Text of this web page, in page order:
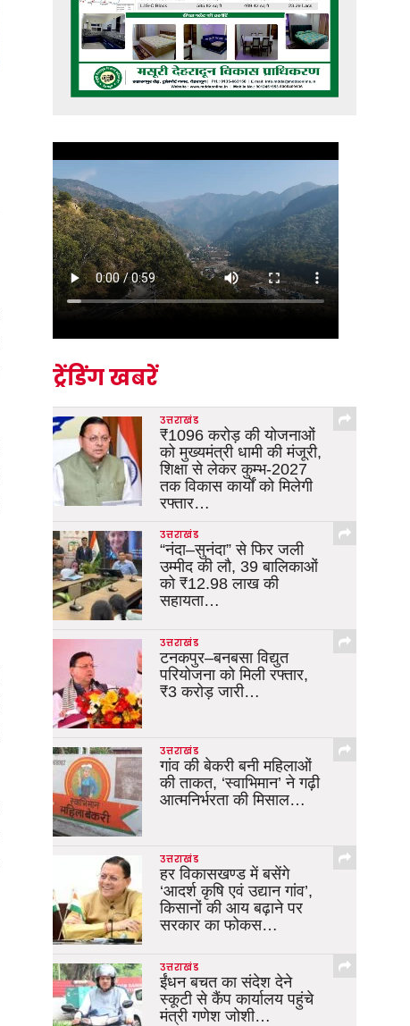
ट्रेंडिंग खबरें
उत्तराखंड
₹1096 करोड़ की योजनाओं
को मुख्यमंत्री धामी की मंजूरी,
शिक्षा से लेकर कुम्भ-2027
तक विकास कार्यों को मिलेगी
रफ्तार…
उत्तराखंड
“नंदा–सुनंदा” से फिर जली
उम्मीद की लौ, 39 बालिकाओं
को ₹12.98 लाख की
सहायता…
उत्तराखंड
टनकपुर–बनबसा विद्युत
परियोजना को मिली रफ्तार,
₹3 करोड़ जारी…
उत्तराखंड
गांव की बेकरी बनी महिलाओं
की ताकत, ‘स्वाभिमान’ ने गढ़ी
आत्मनिर्भरता की मिसाल…
उत्तराखंड
हर विकासखण्ड में बसेंगे
‘आदर्श कृषि एवं उद्यान गांव’,
किसानों की आय बढ़ाने पर
सरकार का फोकस…
उत्तराखंड
ईंधन बचत का संदेश देने
स्कूटी से कैंप कार्यालय पहुंचे
मंत्री गणेश जोशी…